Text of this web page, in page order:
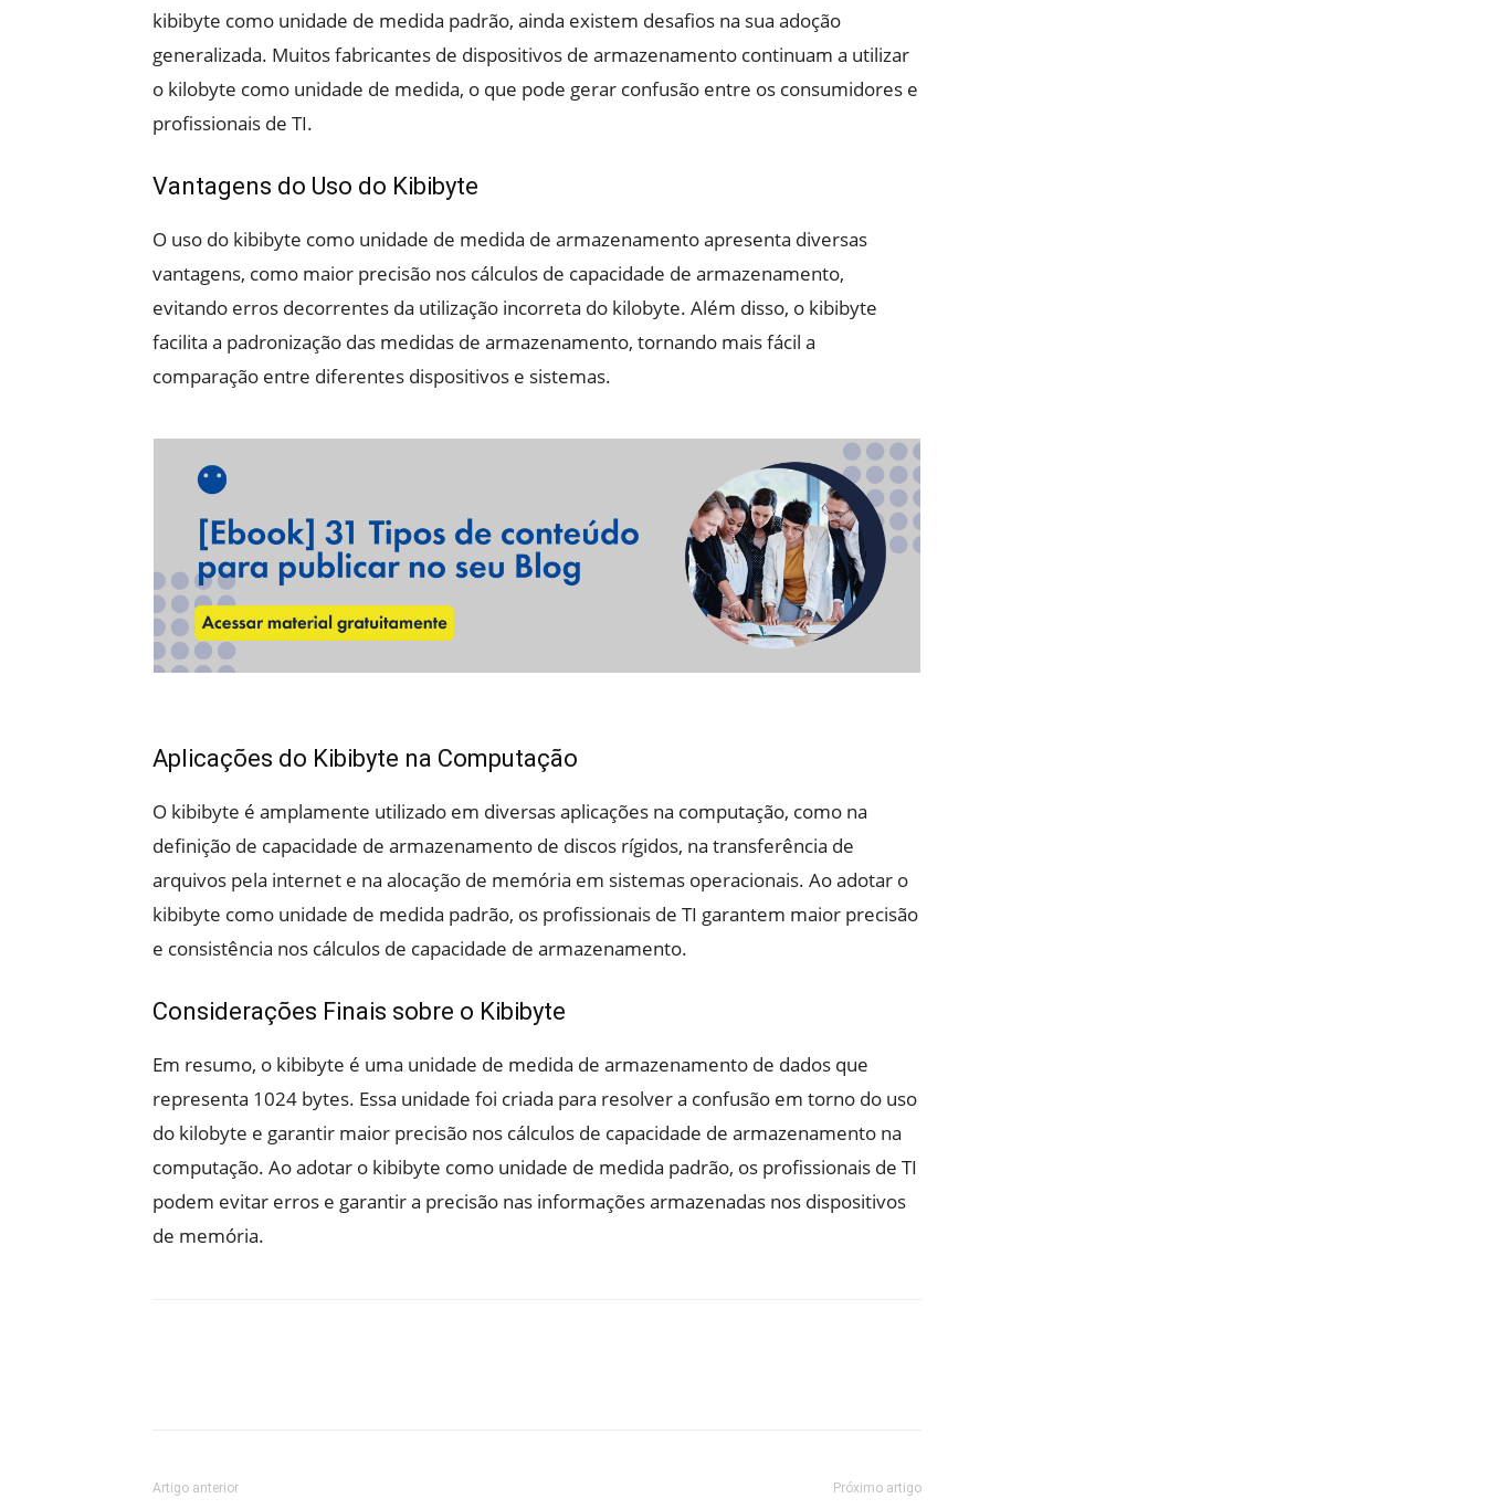
kibibyte como unidade de medida padrão, ainda existem desafios na sua adoção
generalizada. Muitos fabricantes de dispositivos de armazenamento continuam a utilizar
o kilobyte como unidade de medida, o que pode gerar confusão entre os consumidores e
profissionais de TI.
Vantagens do Uso do Kibibyte
O uso do kibibyte como unidade de medida de armazenamento apresenta diversas
vantagens, como maior precisão nos cálculos de capacidade de armazenamento,
evitando erros decorrentes da utilização incorreta do kilobyte. Além disso, o kibibyte
facilita a padronização das medidas de armazenamento, tornando mais fácil a
comparação entre diferentes dispositivos e sistemas.
Aplicações do Kibibyte na Computação
O kibibyte é amplamente utilizado em diversas aplicações na computação, como na
definição de capacidade de armazenamento de discos rígidos, na transferência de
arquivos pela internet e na alocação de memória em sistemas operacionais. Ao adotar o
kibibyte como unidade de medida padrão, os profissionais de TI garantem maior precisão
e consistência nos cálculos de capacidade de armazenamento.
Considerações Finais sobre o Kibibyte
Em resumo, o kibibyte é uma unidade de medida de armazenamento de dados que
representa 1024 bytes. Essa unidade foi criada para resolver a confusão em torno do uso
do kilobyte e garantir maior precisão nos cálculos de capacidade de armazenamento na
computação. Ao adotar o kibibyte como unidade de medida padrão, os profissionais de TI
podem evitar erros e garantir a precisão nas informações armazenadas nos dispositivos
de memória.
Artigo anterior Próximo artigo